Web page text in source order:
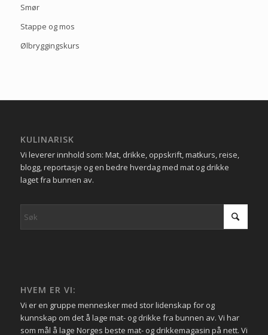
Smør
Stappe og mos
Ølbryggingskurs
KULINARISK
Vi leverer innhold som: Mat, drikke, oppskrift, matkurs, reise,
blogg, reportasje og en bedre hverdag med mat og drikke
laget fra bunnen av.
HVEM ER VI:
Vi er en gruppe mennesker med stor lidenskap for og
kunnskap om det å lage mat- og drikke fra bunnen av. Vi har
som mål å lage Norges beste mat- og drikkemagasin på nett. Vi